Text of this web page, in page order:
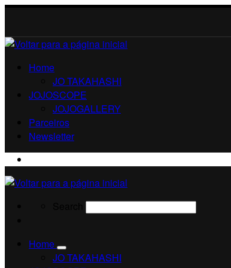
Home
JO TAKAHASHI
JOJOSCOPE
JOJOGALLERY
Parceiros
Newsletter
Home
JO TAKAHASHI